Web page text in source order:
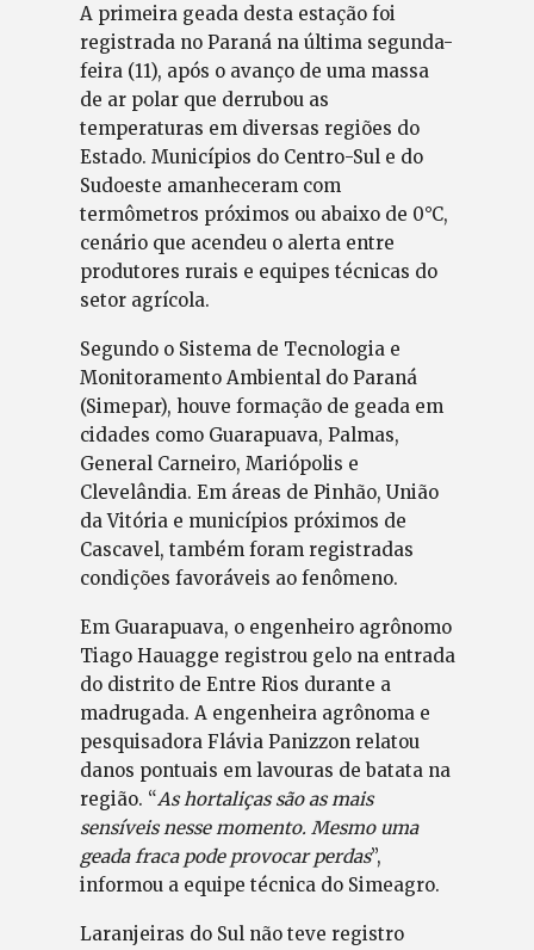
A primeira geada desta estação foi
registrada no Paraná na última segunda-
feira (11), após o avanço de uma massa
de ar polar que derrubou as
temperaturas em diversas regiões do
Estado. Municípios do Centro-Sul e do
Sudoeste amanheceram com
termômetros próximos ou abaixo de 0°C,
cenário que acendeu o alerta entre
produtores rurais e equipes técnicas do
setor agrícola.
Segundo o Sistema de Tecnologia e
Monitoramento Ambiental do Paraná
(Simepar), houve formação de geada em
cidades como Guarapuava, Palmas,
General Carneiro, Mariópolis e
Clevelândia. Em áreas de Pinhão, União
da Vitória e municípios próximos de
Cascavel, também foram registradas
condições favoráveis ao fenômeno.
Em Guarapuava, o engenheiro agrônomo
Tiago Hauagge registrou gelo na entrada
do distrito de Entre Rios durante a
madrugada. A engenheira agrônoma e
pesquisadora Flávia Panizzon relatou
danos pontuais em lavouras de batata na
região. “As hortaliças são as mais
sensíveis nesse momento. Mesmo uma
geada fraca pode provocar perdas”,
informou a equipe técnica do Simeagro.
Laranjeiras do Sul não teve registro